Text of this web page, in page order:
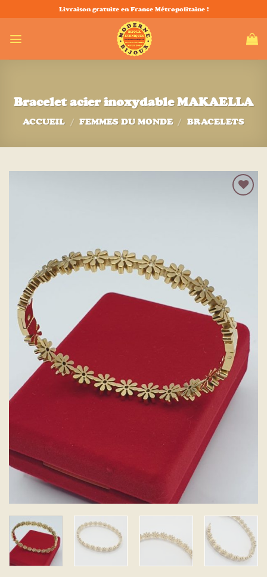
au
contenu
Livraison gratuite en France Métropolitaine !
Bracelet acier inoxydable MAKAELLA
ACCUEIL / FEMMES DU MONDE / BRACELETS